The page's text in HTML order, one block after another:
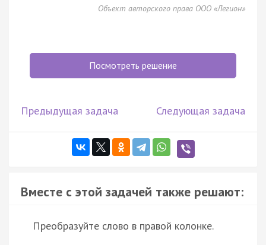
Объект авторского права ООО «Легион»
Посмотреть решение
Предыдущая задача Следующая задача
Вместе с этой задачей также решают:
Преобразуйте слово в правой колонке.